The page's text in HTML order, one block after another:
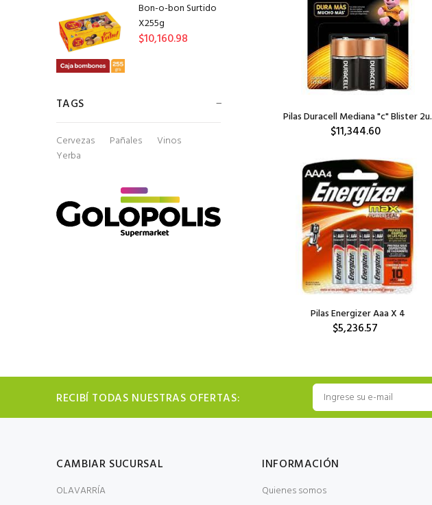
Bon-o-bon Surtido
X255g
$10,160.98
TAGS
Cervezas Pañales
Vinos
Yerba
Pilas Duracell Mediana "c" Blister 2u.
$11,344.60
Pilas Energizer Aaa X 4
$5,236.57
RECIBÍ TODAS NUESTRAS OFERTAS:
CAMBIAR SUCURSAL
OLAVARRÍA
INFORMACIÓN
Quienes somos